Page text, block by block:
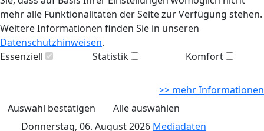
mehr alle Funktionalitäten der Seite zur Verfügung stehen.
Weitere Informationen finden Sie in unseren
Datenschutzhinweisen.
Essenziell
Statistik Komfort
>> mehr Informationen
Auswahl bestätigen
Alle auswählen
Donnerstag, 06. August 2026 Mediadaten